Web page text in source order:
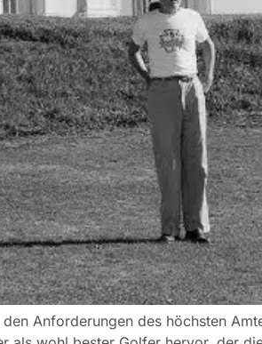
Anforderungen des höchsten